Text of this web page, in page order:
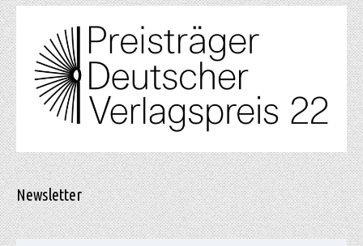
Newsletter